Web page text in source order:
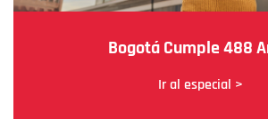
Bogotá Cumple 488
Ir al especial >